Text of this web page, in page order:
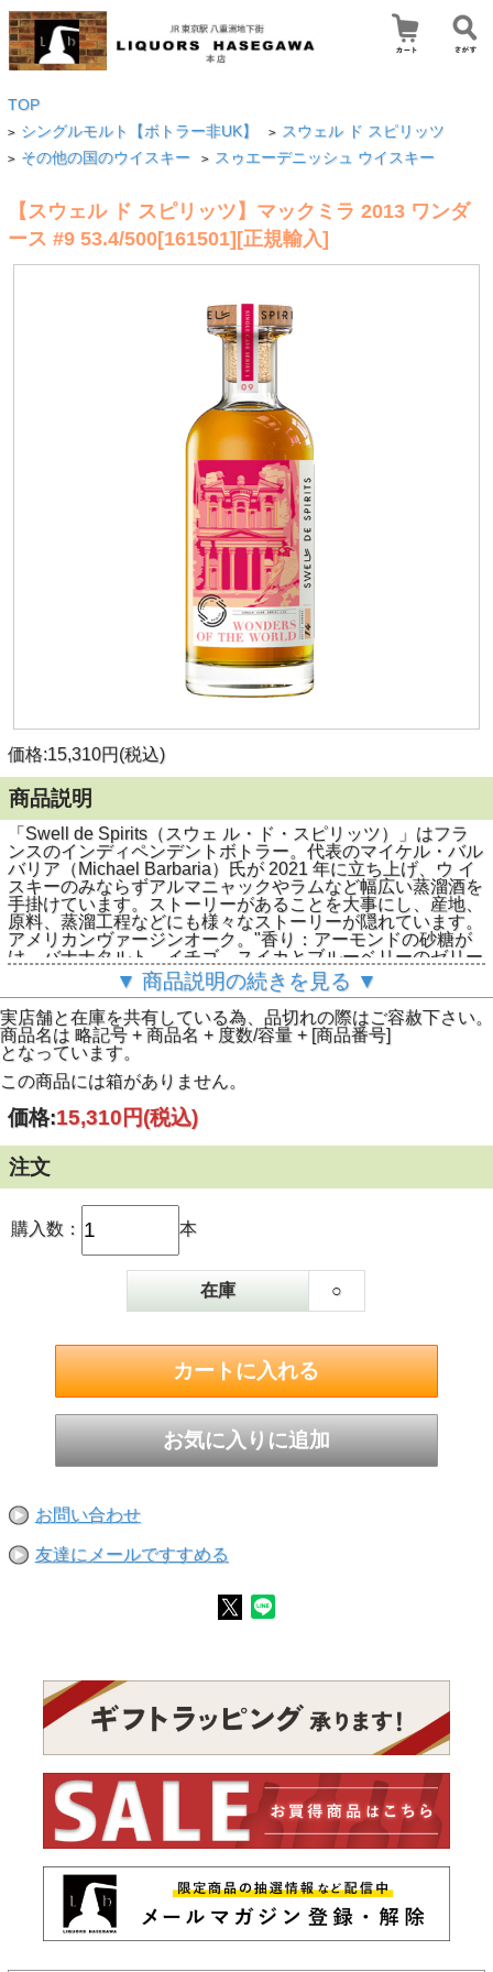
TOP
> シングルモルト【ボトラー非UK】 > スウェル ド スピリッツ
> その他の国のウイスキー > スゥエーデニッシュ ウイスキー
【スウェル ド スピリッツ】マックミラ 2013 ワンダ
ース #9 53.4/500[161501][正規輸入]
価格:15,310円(税込)
商品説明
「Swell de Spirits（スウェ ル・ド・スピリッツ）」はフラ
ンスのインディペンデントボトラー。代表のマイケル・バル
バリア（Michael Barbaria）氏が 2021 年に立ち上げ、ウ イ
スキーのみならずアルマニャックやラムなど幅広い蒸溜酒を
手掛けています。ストーリーがあることを大事にし、産地、
原料、蒸溜工程などにも様々なストーリーが隠れています。
アメリカンヴァージンオーク。"香り：アーモンドの砂糖が
け、バナナタルト、イチゴ、スイカとブルーベリーのゼリー
ビーンズ、リコリス、チョコレートリキュール、ローズウォ
ーター 味わい：ジンジャー、シナモン、ブラックペッパ
ー、スターアニスなどのスパイス、バナナタルト、リコリス
ファッジ、ウッディなフィニッシュ。
(輸入元案内文より)
▼ 商品説明の続きを見る ▼
実店舗と在庫を共有している為、品切れの際はご容赦下さい。
商品名は 略記号 + 商品名 + 度数/容量 + [商品番号]
となっています。
この商品には箱がありません。
価格:15,310円(税込)
注文
購入数： 本
在庫 ○
お問い合わせ
友達にメールですすめる